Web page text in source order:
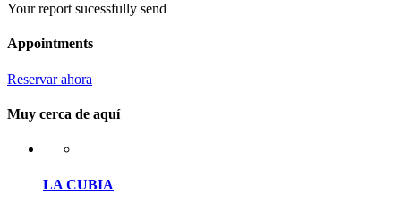
Your report sucessfully send
Appointments
Reservar ahora
Muy cerca de aquí
LA CUBIA